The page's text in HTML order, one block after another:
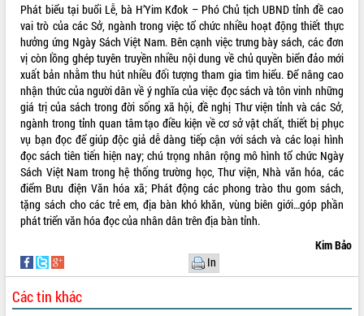
Hôm nay: 22537
Tất cả: 66067860
Phát biểu tại buổi Lễ, bà H’Yim Kđok – Phó Chủ tịch UBND tỉnh đề cao
vai trò của các Sở, ngành trong việc tổ chức nhiều hoạt động thiết thực
hưởng ứng Ngày Sách Việt Nam. Bên cạnh việc trưng bày sách, các đơn
vị còn lồng ghép tuyên truyền nhiều nội dung về chủ quyền biển đảo mới
xuất bản nhằm thu hút nhiều đối tượng tham gia tìm hiểu. Để nâng cao
nhận thức của người dân về ý nghĩa của việc đọc sách và tôn vinh những
giá trị của sách trong đời sống xã hội, đề nghị Thư viện tỉnh và các Sở,
ngành trong tỉnh quan tâm tạo điều kiện về cơ sở vật chất, thiết bị phục
vụ bạn đọc để giúp độc giả dễ dàng tiếp cận với sách và các loại hình
đọc sách tiên tiến hiện nay; chú trọng nhân rộng mô hình tổ chức Ngày
Sách Việt Nam trong hệ thống trường học, Thư viện, Nhà văn hóa, các
điểm Bưu điện Văn hóa xã; Phát động các phong trào thu gom sách,
tặng sách cho các trẻ em, địa bàn khó khăn, vùng biên giới…góp phần
phát triển văn hóa đọc của nhân dân trên địa bàn tỉnh.
Kim Bảo
In
Các tin khác